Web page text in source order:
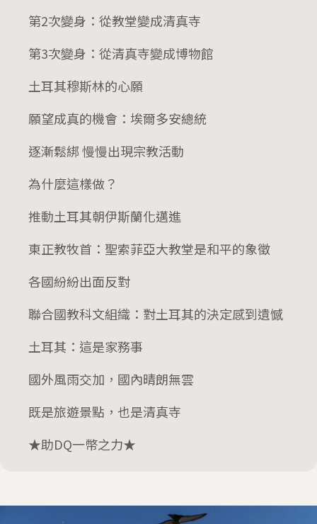
第2次變身：從教堂變成清真寺
第3次變身：從清真寺變成博物館
土耳其穆斯林的心願
願望成真的機會：埃爾多安總統
逐漸鬆綁 慢慢出現宗教活動
為什麼這樣做？
推動土耳其朝伊斯蘭化邁進
東正教牧首：聖索菲亞大教堂是和平的象徵
各國紛紛出面反對
聯合國教科文組織：對土耳其的決定感到遺憾
土耳其：這是家務事
國外風雨交加，國內晴朗無雲
既是旅遊景點，也是清真寺
★助DQ一幣之力★